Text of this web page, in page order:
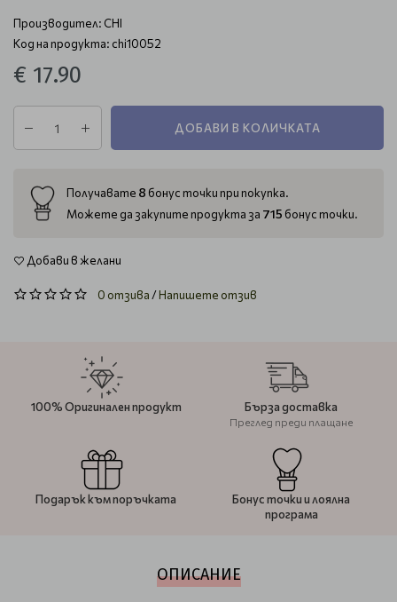
Производител: CHI
Код на продукта: chi10052
€ 17.90
ДОБАВИ В КОЛИЧКАТА
Получавате 8 бонус точки при покупка.
Можете да закупите продукта за 715 бонус точки.
Добави в желани
0 отзива/Напишете отзив
100% Оригинален продукт Бърза доставка
Преглед преди плащане
Подарък към поръчката
Бонус точки и лоялна
програма
ОПИСАНИЕ